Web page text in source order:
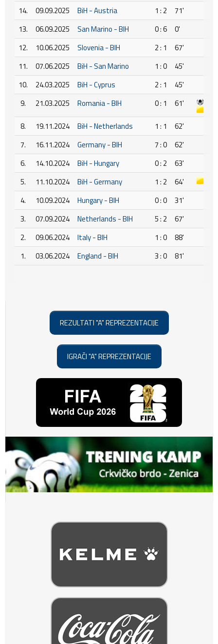
14.
09.09.2025 BiH - Austria 1 : 2
71'
13.
06.09.2025 San Marino - BIH 0 : 6
0'
12.
10.06.2025 Slovenia - BIH 2 : 1
67'
11.
07.06.2025 BiH - San Marino 1 : 0
45'
10.
24.03.2025 BiH - Cyprus 2 : 1
45'
9.
21.03.2025 Romania - BIH 0 : 1 61'
8. 19.11.2024 BiH - Netherlands 1 : 1
62'
7.
16.11.2024 Germany - BIH 7 : 0
62'
6.
14.10.2024 BiH - Hungary 0 : 2
63'
5.
11.10.2024 BiH - Germany 1 : 2
64'
4.
10.09.2024 Hungary - BIH 0 : 0
31'
3.
07.09.2024 Netherlands - BIH 5 : 2
67'
2.
09.06.2024 Italy - BIH 1 : 0
88'
1.
03.06.2024 England - BIH 3 : 0 81'
REZULTATI "A" REPREZENTACIJE
IGRAČI "A" REPREZENTACIJE